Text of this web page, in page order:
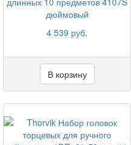
дюймовый
4 539 руб.
В корзину